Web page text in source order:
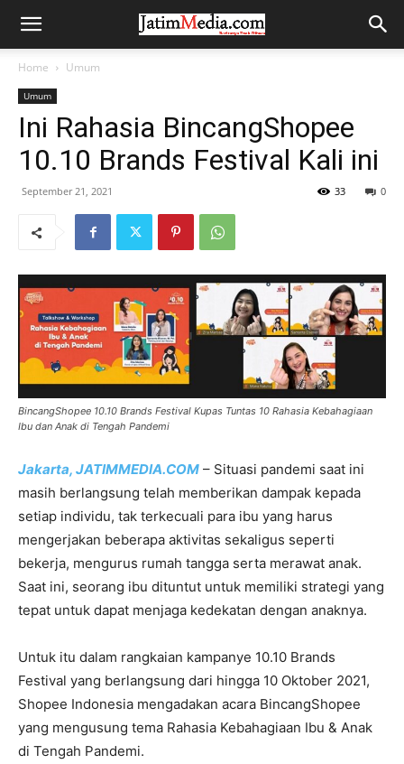
Home Umum
Umum
Ini Rahasia BincangShopee
10.10 Brands Festival Kali ini
September 21, 2021 0
33
BincangShopee 10.10 Brands Festival Kupas Tuntas 10 Rahasia Kebahagiaan
Ibu dan Anak di Tengah Pandemi
Jakarta, JATIMMEDIA.COM – Situasi pandemi saat ini
masih berlangsung telah memberikan dampak kepada
setiap individu, tak terkecuali para ibu yang harus
mengerjakan beberapa aktivitas sekaligus seperti
bekerja, mengurus rumah tangga serta merawat anak.
Saat ini, seorang ibu dituntut untuk memiliki strategi yang
tepat untuk dapat menjaga kedekatan dengan anaknya.
Untuk itu dalam rangkaian kampanye 10.10 Brands
Festival yang berlangsung dari hingga 10 Oktober 2021,
Shopee Indonesia mengadakan acara BincangShopee
yang mengusung tema Rahasia Kebahagiaan Ibu & Anak
di Tengah Pandemi.